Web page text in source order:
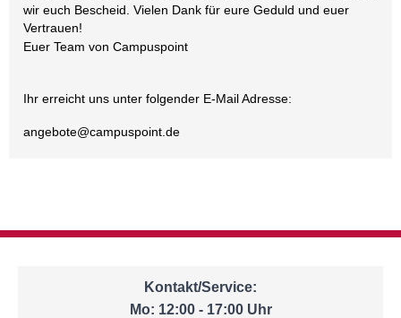
wir euch Bescheid. Vielen Dank für eure Geduld und euer
Vertrauen!
Euer Team von Campuspoint
Ihr erreicht uns unter folgender E-Mail Adresse:
angebote@campuspoint.de
Kontakt/Service:
Mo: 12:00 - 17:00 Uhr